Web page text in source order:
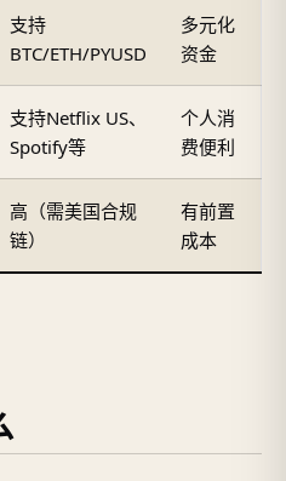
支持
BTC/ETH/PYUSD
多元化
资金
支持Netflix US、
Spotify等
个人消
费便利
高（需美国合规
链）
有前置
成本